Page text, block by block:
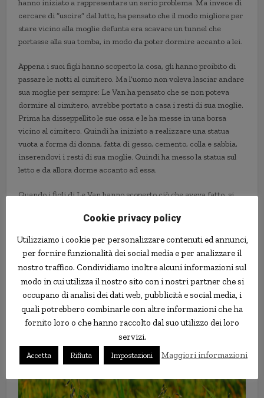
hanno iniziato a rappresentare un serio problema. Ma invece di
cercare di “uscire” dal lutto, ha pensato che il modo migliore per
stare vicino alla moglie defunta era scavare un tunnel che
portasse alla sua tomba, in modo da poter dormire accanto a lei.
Appena i suoi figli hanno scoperto la cosa, gli hanno proibito di
passare le notti al cimitero. Ma l’uomo non voleva lasciar andare
sua moglie per sempre: Le Van ha pensato che se non poteva
dormire al cimitero, avrebbe portato a casa i resti di sua moglie.
Prima ha disseppellito le sue ossa e le ha messe in una borsa
vicino al cimitero. Quindi ha iniziato a realizzare una statua
vuota a forma di donna, fatta di gesso, cemento, colla e sabbia,
inserendovi i resti di sua moglie. Quindi ha messo la statua sul
letto e da allora dorme accanto ad essa.
Quando i figli di Le Van hanno scoperto ciò che aveva fatto, si
cimitero, ma lui ha rifiutato, dicendo che non poteva andare
per anni dopo aver scoperto che vi aveva portato le ossa della
moglie, e alcuni hanno persino avvisato le autorità, accusando
Le Van di diffondere malattie. La polizia ha provato a
convincerlo a riportare ripetutamente il corpo di sua moglie al
cimitero, ma l’uomoha sempre testardamente rifiutato, quindi
alla fine hanno rinunciato.
cadavere moglie mummia Vietnam
Cookie privacy policy
Utilizziamo i cookie per personalizzare contenuti ed annunci,
per fornire funzionalità dei social media e per analizzare il
nostro traffico. Condividiamo inoltre alcuni informazioni sul
modo in cui utilizza il nostro sito con i nostri partner che si
occupano di analisi dei dati web, pubblicità e social media, i
quali potrebbero combinarle con altre informazioni che ha
fornito loro o che hanno raccolto dal suo utilizzo dei loro
servizi.
Accetta Rifiuta Impostazioni Maggiori informazioni